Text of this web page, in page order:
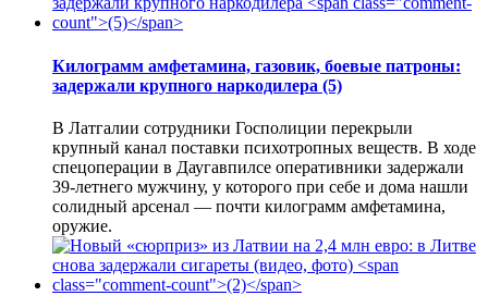
Килограмм амфетамина, газовик, боевые патроны:
задержали крупного наркодилера (5)
В Латгалии сотрудники Госполиции перекрыли
крупный канал поставки психотропных веществ. В ходе
спецоперации в Даугавпилсе оперативники задержали
39-летнего мужчину, у которого при себе и дома нашли
солидный арсенал — почти килограмм амфетамина,
оружие.